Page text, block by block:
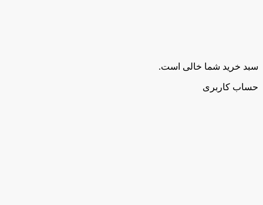
سبد خرید شما خالی است.
حساب کاربری